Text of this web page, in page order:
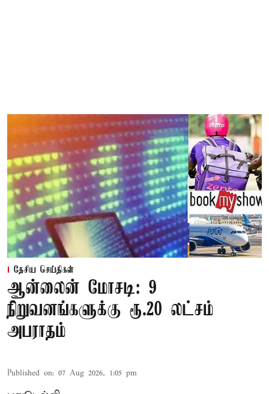
தேசிய செய்திகள்
ஆன்லைன் மோசடி: 9
நிறுவனங்களுக்கு ரூ.20 லட்சம்
அபராதம்
Published on: 07 Aug 2026, 1:05 pm